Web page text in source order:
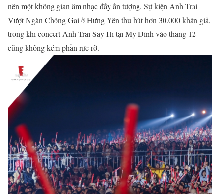
nên một không gian âm nhạc đầy ấn tượng. Sự kiện Anh Trai
Vượt Ngàn Chông Gai ở Hưng Yên thu hút hơn 30.000 khán giả,
trong khi concert Anh Trai Say Hi tại Mỹ Đình vào tháng 12
cũng không kém phần rực rỡ.